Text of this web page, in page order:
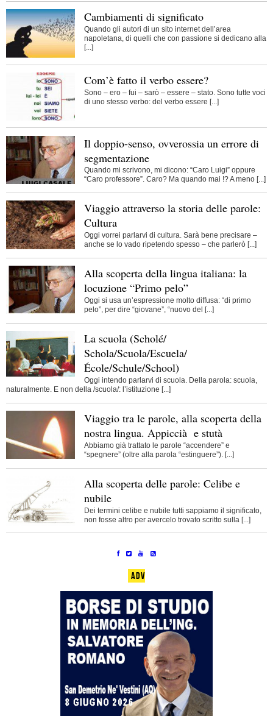
Cambiamenti di significato
Quando gli autori di un sito internet dell’area
napoletana, di quelli che con passione si dedicano alla
[...]
Com’è fatto il verbo essere?
Sono – ero – fui – sarò – essere – stato. Sono tutte voci
di uno stesso verbo: del verbo essere [...]
Il doppio-senso, ovverossia un errore di
segmentazione
Quando mi scrivono, mi dicono: “Caro Luigi” oppure
“Caro professore”. Caro? Ma quando mai !? A meno [...]
Viaggio attraverso la storia delle parole:
Cultura
Oggi vorrei parlarvi di cultura. Sarà bene precisare –
anche se lo vado ripetendo spesso – che parlerò [...]
Alla scoperta della lingua italiana: la
locuzione “Primo pelo”
Oggi si usa un’espressione molto diffusa: “di primo
pelo”, per dire “giovane”, “nuovo del [...]
La scuola (Scholé/
Schola/Scuola/Escuela/
École/Schule/School)
Oggi intendo parlarvi di scuola. Della parola: scuola,
naturalmente. E non della /scuola/: l’istituzione [...]
Viaggio tra le parole, alla scoperta della
nostra lingua. Appiccià e stutà
Abbiamo già trattato le parole “accendere” e
“spegnere” (oltre alla parola “estinguere”). [...]
Alla scoperta delle parole: Celibe e
nubile
Dei termini celibe e nubile tutti sappiamo il significato,
non fosse altro per avercelo trovato scritto sulla [...]
ADV